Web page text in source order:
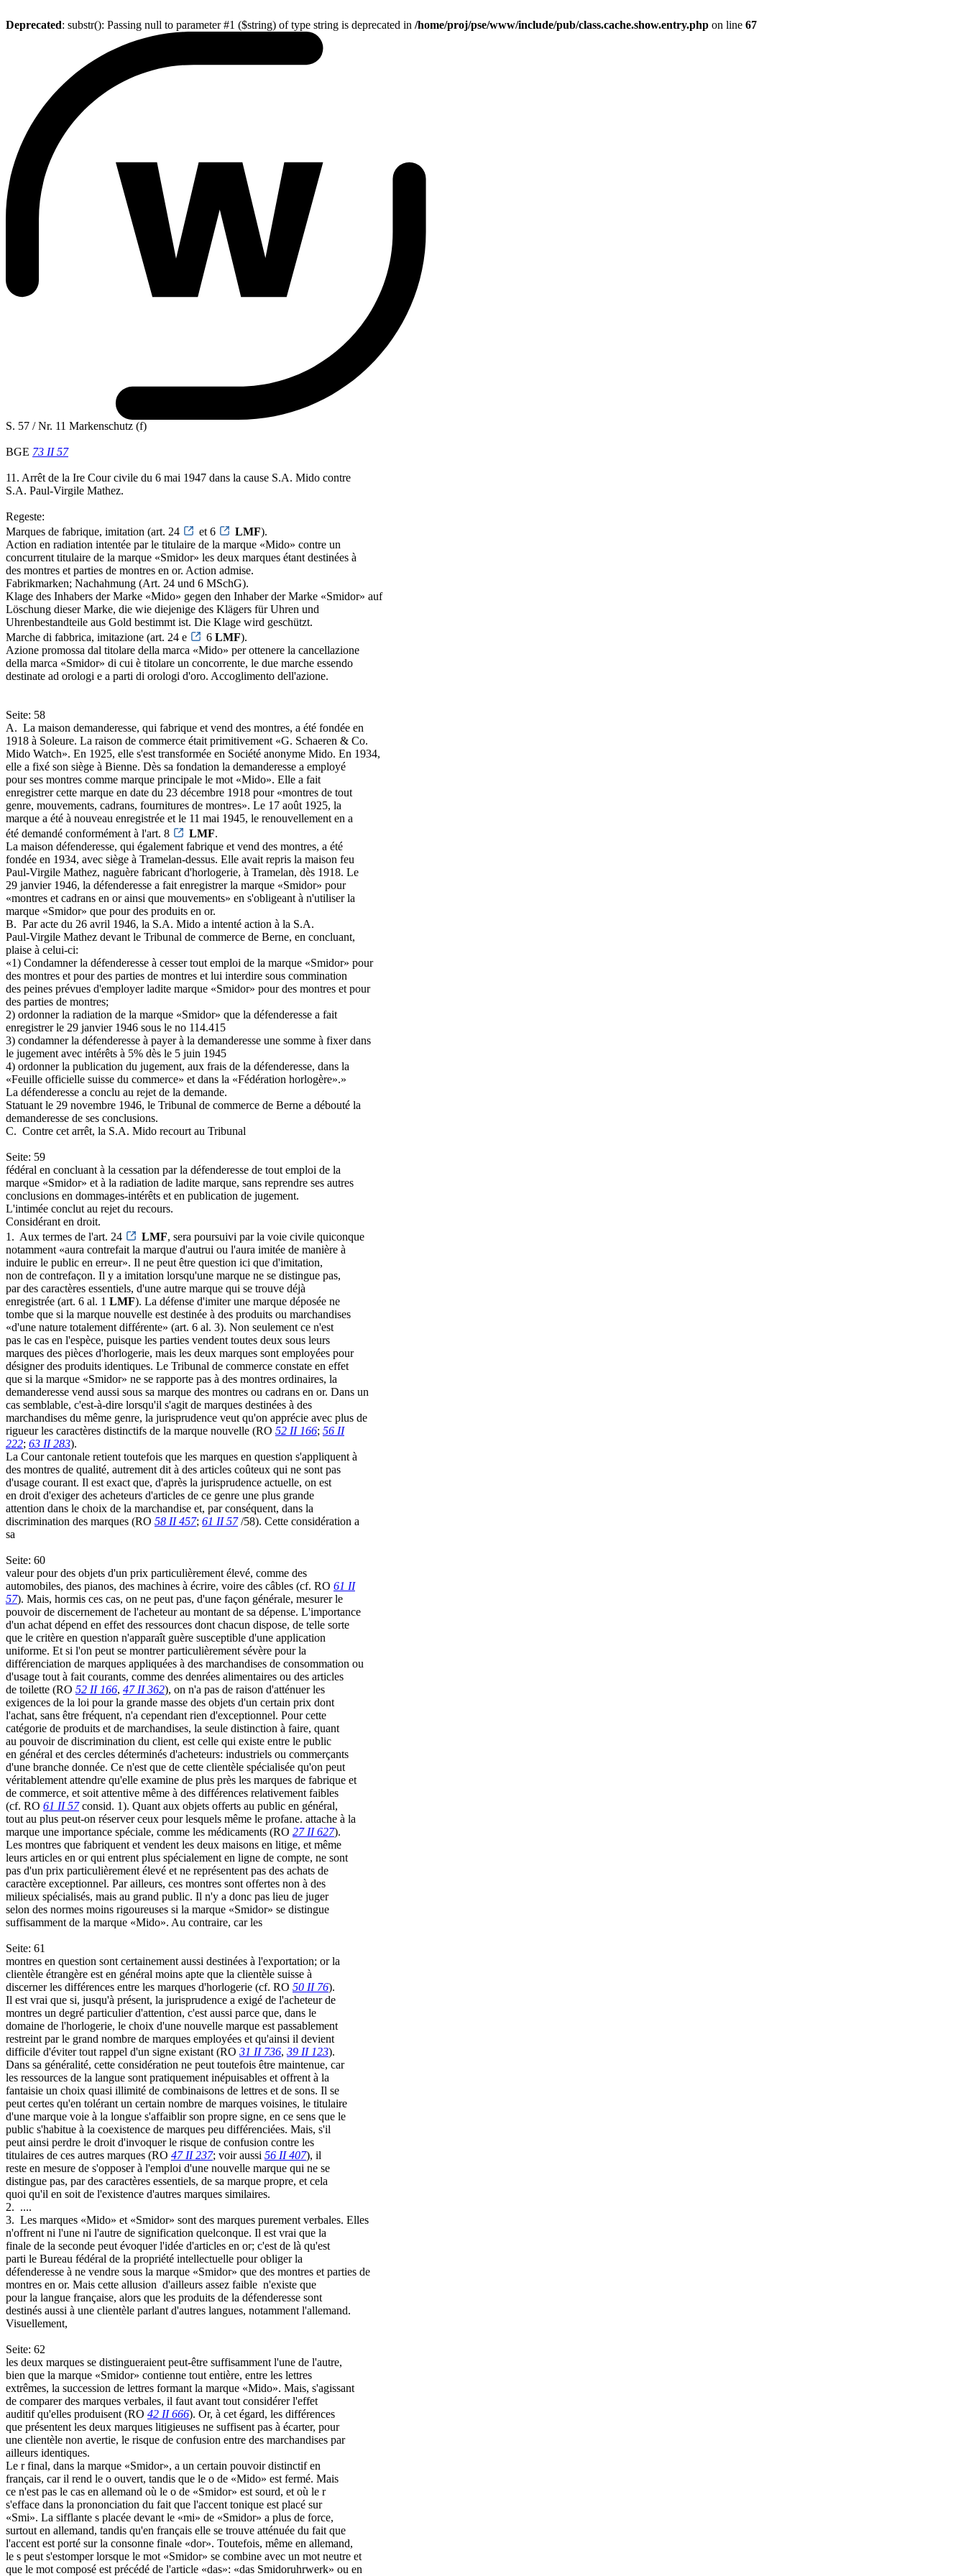
Deprecated: substr(): Passing null to parameter #1 ($string) of type string is deprecated in /home/proj/pse/www/include/pub/class.cache.show.entry.php on line 67
S. 57 / Nr. 11 Markenschutz (f)
BGE 73 II 57
11. Arrêt de la Ire Cour civile du 6 mai 1947 dans la cause S.A. Mido contre
S.A. Paul-Virgile Mathez.
Regeste:
Marques de fabrique, imitation (art. 24
et 6 LMF).
Action en radiation intentée par le titulaire de la marque «Mido» contre un
concurrent titulaire de la marque «Smidor» les deux marques étant destinées à
des montres et parties de montres en or. Action admise.
Fabrikmarken; Nachahmung (Art. 24 und 6 MSchG).
Klage des Inhabers der Marke «Mido» gegen den Inhaber der Marke «Smidor» auf
Löschung dieser Marke, die wie diejenige des Klägers für Uhren und
Uhrenbestandteile aus Gold bestimmt ist. Die Klage wird geschützt.
Marche di fabbrica, imitazione (art. 24 e
6 LMF).
Azione promossa dal titolare della marca «Mido» per ottenere la cancellazione
della marca «Smidor» di cui è titolare un concorrente, le due marche essendo
destinate ad orologi e a parti di orologi d'oro. Accoglimento dell'azione.
Seite: 58
A. ­ La maison demanderesse, qui fabrique et vend des montres, a été fondée en
1918 à Soleure. La raison de commerce était primitivement «G. Schaeren & Co.
Mido Watch». En 1925, elle s'est transformée en Société anonyme Mido. En 1934,
elle a fixé son siège à Bienne. Dès sa fondation la demanderesse a employé
pour ses montres comme marque principale le mot «Mido». Elle a fait
enregistrer cette marque en date du 23 décembre 1918 pour «montres de tout
genre, mouvements, cadrans, fournitures de montres». Le 17 août 1925, la
marque a été à nouveau enregistrée et le 11 mai 1945, le renouvellement en a
été demandé conformément à l'art. 8
LMF.
La maison défenderesse, qui également fabrique et vend des montres, a été
fondée en 1934, avec siège à Tramelan-dessus. Elle avait repris la maison feu
Paul-Virgile Mathez, naguère fabricant d'horlogerie, à Tramelan, dès 1918. Le
29 janvier 1946, la défenderesse a fait enregistrer la marque «Smidor» pour
«montres et cadrans en or ainsi que mouvements» en s'obligeant à n'utiliser la
marque «Smidor» que pour des produits en or.
B. ­ Par acte du 26 avril 1946, la S.A. Mido a intenté action à la S.A.
Paul-Virgile Mathez devant le Tribunal de commerce de Berne, en concluant,
plaise à celui-ci:
«1) Condamner la défenderesse à cesser tout emploi de la marque «Smidor» pour
des montres et pour des parties de montres et lui interdire sous commination
des peines prévues d'employer ladite marque «Smidor» pour des montres et pour
des parties de montres;
2) ordonner la radiation de la marque «Smidor» que la défenderesse a fait
enregistrer le 29 janvier 1946 sous le no 114.415
3) condamner la défenderesse à payer à la demanderesse une somme à fixer dans
le jugement avec intérêts à 5% dès le 5 juin 1945
4) ordonner la publication du jugement, aux frais de la défenderesse, dans la
«Feuille officielle suisse du commerce» et dans la «Fédération horlogère».»
La défenderesse a conclu au rejet de la demande.
Statuant le 29 novembre 1946, le Tribunal de commerce de Berne a débouté la
demanderesse de ses conclusions.
C. ­ Contre cet arrêt, la S.A. Mido recourt au Tribunal
Seite: 59
fédéral en concluant à la cessation par la défenderesse de tout emploi de la
marque «Smidor» et à la radiation de ladite marque, sans reprendre ses autres
conclusions en dommages-intérêts et en publication de jugement.
L'intimée conclut au rejet du recours.
Considérant en droit.
1. ­ Aux termes de l'art. 24
LMF, sera poursuivi par la voie civile quiconque
notamment «aura contrefait la marque d'autrui ou l'aura imitée de manière à
induire le public en erreur». Il ne peut être question ici que d'imitation,
non de contrefaçon. Il y a imitation lorsqu'une marque ne se distingue pas,
par des caractères essentiels, d'une autre marque qui se trouve déjà
enregistrée (art. 6 al. 1 LMF). La défense d'imiter une marque déposée ne
tombe que si la marque nouvelle est destinée à des produits ou marchandises
«d'une nature totalement différente» (art. 6 al. 3). Non seulement ce n'est
pas le cas en l'espèce, puisque les parties vendent toutes deux sous leurs
marques des pièces d'horlogerie, mais les deux marques sont employées pour
désigner des produits identiques. Le Tribunal de commerce constate en effet
que si la marque «Smidor» ne se rapporte pas à des montres ordinaires, la
demanderesse vend aussi sous sa marque des montres ou cadrans en or. Dans un
cas semblable, c'est-à-dire lorsqu'il s'agit de marques destinées à des
marchandises du même genre, la jurisprudence veut qu'on apprécie avec plus de
rigueur les caractères distinctifs de la marque nouvelle (RO 52 II 166; 56 II
222; 63 II 283).
La Cour cantonale retient toutefois que les marques en question s'appliquent à
des montres de qualité, autrement dit à des articles coûteux qui ne sont pas
d'usage courant. Il est exact que, d'après la jurisprudence actuelle, on est
en droit d'exiger des acheteurs d'articles de ce genre une plus grande
attention dans le choix de la marchandise et, par conséquent, dans la
discrimination des marques (RO 58 II 457; 61 II 57/58). Cette considération a
sa
Seite: 60
valeur pour des objets d'un prix particulièrement élevé, comme des
automobiles, des pianos, des machines à écrire, voire des câbles (cf. RO 61 II
57). Mais, hormis ces cas, on ne peut pas, d'une façon générale, mesurer le
pouvoir de discernement de l'acheteur au montant de sa dépense. L'importance
d'un achat dépend en effet des ressources dont chacun dispose, de telle sorte
que le critère en question n'apparaît guère susceptible d'une application
uniforme. Et si l'on peut se montrer particulièrement sévère pour la
différenciation de marques appliquées à des marchandises de consommation ou
d'usage tout à fait courants, comme des denrées alimentaires ou des articles
de toilette (RO 52 II 166, 47 II 362), on n'a pas de raison d'atténuer les
exigences de la loi pour la grande masse des objets d'un certain prix dont
l'achat, sans être fréquent, n'a cependant rien d'exceptionnel. Pour cette
catégorie de produits et de marchandises, la seule distinction à faire, quant
au pouvoir de discrimination du client, est celle qui existe entre le public
en général et des cercles déterminés d'acheteurs: industriels ou commerçants
d'une branche donnée. Ce n'est que de cette clientèle spécialisée qu'on peut
véritablement attendre qu'elle examine de plus près les marques de fabrique et
de commerce, et soit attentive même à des différences relativement faibles
(cf. RO 61 II 57consid. 1). Quant aux objets offerts au public en général,
tout au plus peut-on réserver ceux pour lesquels même le profane. attache à la
marque une importance spéciale, comme les médicaments (RO 27 II 627).
Les montres que fabriquent et vendent les deux maisons en litige, et même
leurs articles en or qui entrent plus spécialement en ligne de compte, ne sont
pas d'un prix particulièrement élevé et ne représentent pas des achats de
caractère exceptionnel. Par ailleurs, ces montres sont offertes non à des
milieux spécialisés, mais au grand public. Il n'y a donc pas lieu de juger
selon des normes moins rigoureuses si la marque «Smidor» se distingue
suffisamment de la marque «Mido». Au contraire, car les
Seite: 61
montres en question sont certainement aussi destinées à l'exportation; or la
clientèle étrangère est en général moins apte que la clientèle suisse à
discerner les différences entre les marques d'horlogerie (cf. RO 50 II 76).
Il est vrai que si, jusqu'à présent, la jurisprudence a exigé de l'acheteur de
montres un degré particulier d'attention, c'est aussi parce que, dans le
domaine de l'horlogerie, le choix d'une nouvelle marque est passablement
restreint par le grand nombre de marques employées et qu'ainsi il devient
difficile d'éviter tout rappel d'un signe existant (RO 31 II 736, 39 II 123).
Dans sa généralité, cette considération ne peut toutefois être maintenue, car
les ressources de la langue sont pratiquement inépuisables et offrent à la
fantaisie un choix quasi illimité de combinaisons de lettres et de sons. Il se
peut certes qu'en tolérant un certain nombre de marques voisines, le titulaire
d'une marque voie à la longue s'affaiblir son propre signe, en ce sens que le
public s'habitue à la coexistence de marques peu différenciées. Mais, s'il
peut ainsi perdre le droit d'invoquer le risque de confusion contre les
titulaires de ces autres marques (RO 47 II 237; voir aussi 56 II 407), il
reste en mesure de s'opposer à l'emploi d'une nouvelle marque qui ne se
distingue pas, par des caractères essentiels, de sa marque propre, et cela
quoi qu'il en soit de l'existence d'autres marques similaires.
2. ­ ....
3. ­ Les marques «Mido» et «Smidor» sont des marques purement verbales. Elles
n'offrent ni l'une ni l'autre de signification quelconque. Il est vrai que la
finale de la seconde peut évoquer l'idée d'articles en or; c'est de là qu'est
parti le Bureau fédéral de la propriété intellectuelle pour obliger la
défenderesse à ne vendre sous la marque «Smidor» que des montres et parties de
montres en or. Mais cette allusion ­ d'ailleurs assez faible ­ n'existe que
pour la langue française, alors que les produits de la défenderesse sont
destinés aussi à une clientèle parlant d'autres langues, notamment l'allemand.
Visuellement,
Seite: 62
les deux marques se distingueraient peut-être suffisamment l'une de l'autre,
bien que la marque «Smidor» contienne tout entière, entre les lettres
extrêmes, la succession de lettres formant la marque «Mido». Mais, s'agissant
de comparer des marques verbales, il faut avant tout considérer l'effet
auditif qu'elles produisent (RO 42 II 666). Or, à cet égard, les différences
que présentent les deux marques litigieuses ne suffisent pas à écarter, pour
une clientèle non avertie, le risque de confusion entre des marchandises par
ailleurs identiques.
Le r final, dans la marque «Smidor», a un certain pouvoir distinctif en
français, car il rend le o ouvert, tandis que le o de «Mido» est fermé. Mais
ce n'est pas le cas en allemand où le o de «Smidor» est sourd, et où le r
s'efface dans la prononciation du fait que l'accent tonique est placé sur
«Smi». La sifflante s placée devant le «mi» de «Smidor» a plus de force,
surtout en allemand, tandis qu'en français elle se trouve atténuée du fait que
l'accent est porté sur la consonne finale «dor». Toutefois, même en allemand,
le s peut s'estomper lorsque le mot «Smidor» se combine avec un mot neutre et
que le mot composé est précédé de l'article «das»: «das Smidoruhrwerk» ou en